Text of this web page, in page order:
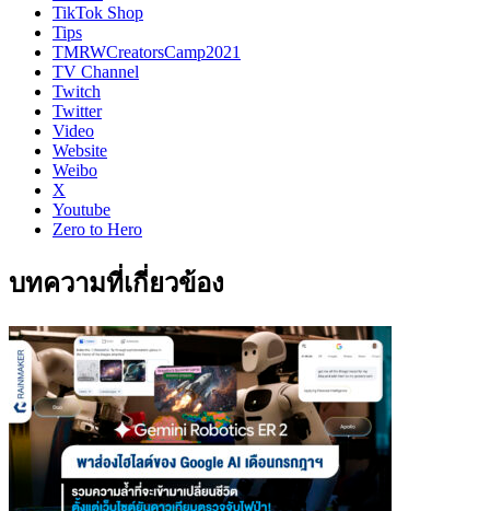
TikTok Shop
Tips
TMRWCreatorsCamp2021
TV Channel
Twitch
Twitter
Video
Website
Weibo
X
Youtube
Zero to Hero
บทความที่เกี่ยวข้อง